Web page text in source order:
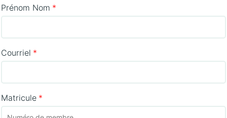
Prénom Nom
Courriel
Matricule